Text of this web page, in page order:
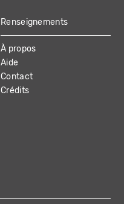
Renseignements
À propos
Aide
Contact
Crédits